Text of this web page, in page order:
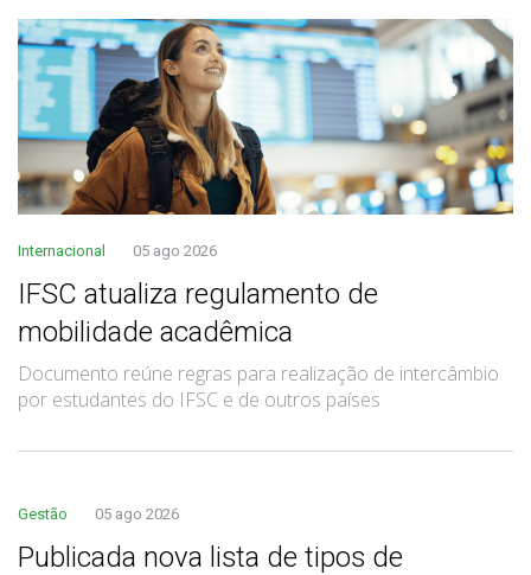
Internacional 05 ago 2026
IFSC atualiza regulamento de
mobilidade acadêmica
Documento reúne regras para realização de intercâmbio
por estudantes do IFSC e de outros países
Gestão 05 ago 2026
Publicada nova lista de tipos de